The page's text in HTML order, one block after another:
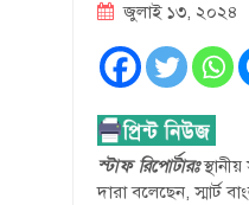
জুলাই ১৩, ২০২৪
স্টাফ রিপোর্টারঃ
দারা বলেছেন, স্মার্ট